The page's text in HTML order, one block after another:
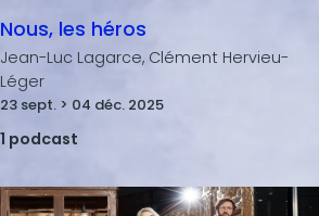
Nous, les héros
Jean-Luc Lagarce, Clément Hervieu-
Léger
23 sept. > 04 déc. 2025
1 podcast